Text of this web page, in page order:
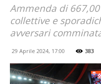
Ammenda di
collettive e
avversari
29 Aprile 2024, 17:00 383